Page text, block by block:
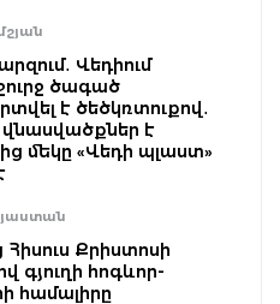
Վեդիում
ծագած
է ծեծկռտուքով․
է
մեկը «Վեդի պլաստ»
Քրիստոսի
գյուղի հոգևոր-
համալիրը